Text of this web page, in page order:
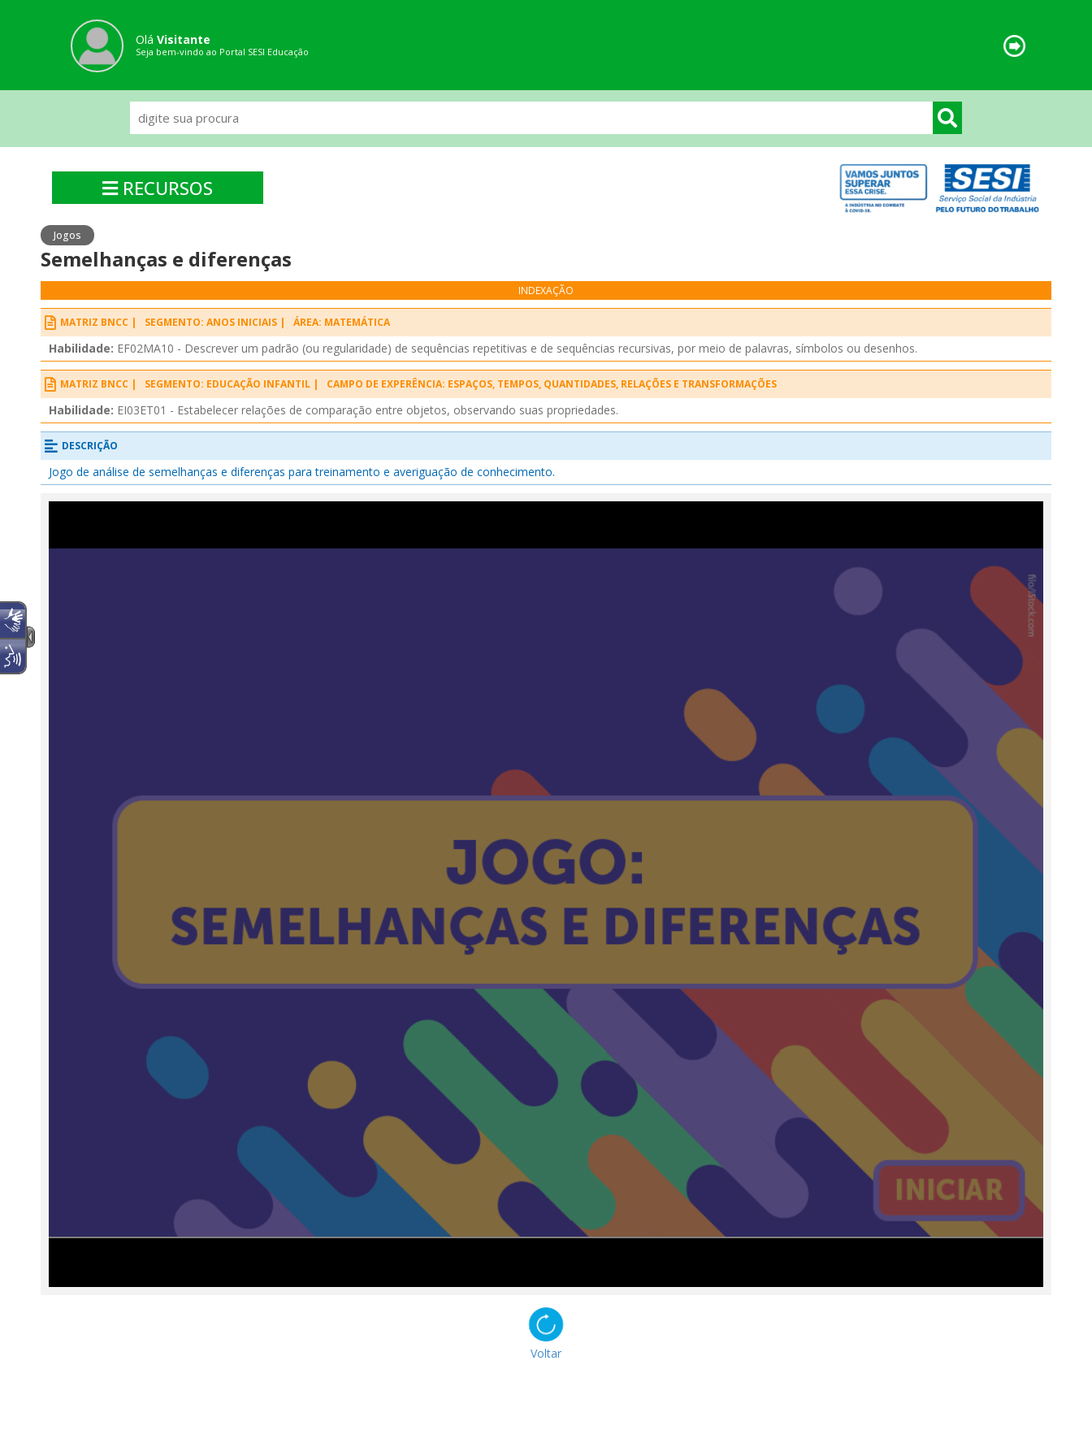
Olá Visitante
Seja bem-vindo ao Portal SESI Educação
RECURSOS
Jogos
Semelhanças e diferenças
INDEXAÇÃO
MATRIZ BNCC | SEGMENTO: ANOS INICIAIS | ÁREA: MATEMÁTICA
Habilidade: EF02MA10 - Descrever um padrão (ou regularidade) de sequências repetitivas e de sequências recursivas, por meio de palavras, símbolos ou desenhos.
MATRIZ BNCC | SEGMENTO: EDUCAÇÃO INFANTIL | CAMPO DE EXPERÊNCIA: ESPAÇOS, TEMPOS, QUANTIDADES, RELAÇÕES E TRANSFORMAÇÕES
Habilidade: EI03ET01 - Estabelecer relações de comparação entre objetos, observando suas propriedades.
DESCRIÇÃO
Jogo de análise de semelhanças e diferenças para treinamento e averiguação de conhecimento.
Voltar